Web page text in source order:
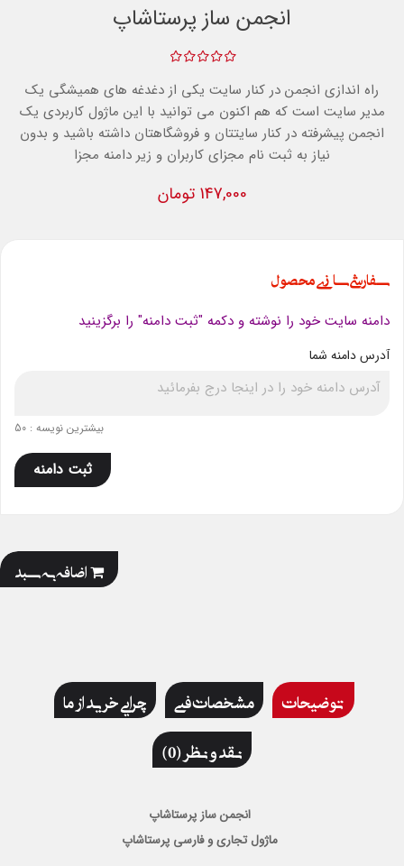
انجمن ساز پرستاشاپ
راه اندازی انجمن در کنار سایت یکی از دغدغه های همیشگی یک
مدیر سایت است که هم اکنون می توانید با این ماژول کاربردی یک
انجمن پیشرفته در کنار سایتتان و فروشگاهتان داشته باشید و بدون
نیاز به ثبت نام مجزای کاربران و زیر دامنه مجزا
147,000 تومان
سفارشی سازی محصول
دامنه سایت خود را نوشته و دکمه "ثبت دامنه" را برگزینید
آدرس دامنه شما
بیشترین نویسه : 50
ثبت دامنه
اضافه به سبد
توضیحات مشخصات فنی
چرایی خرید از ما
نقد و نظر (0)
انجمن ساز پرستاشاپ
ماژول تجاری و فارسی پرستاشاپ